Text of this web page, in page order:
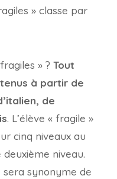
» classe par
» ? Tout
à partir de
de
. L’élève « fragile »
cinq niveaux au
niveau.
synonyme de